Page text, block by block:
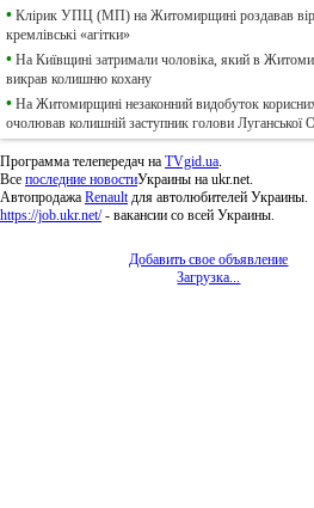
• Клірик УПЦ (МП) на Житомирщині роздавав
кремлівські «агітки»
• На Київщині затримали чоловіка, який в
викрав колишню кохану
• На Житомирщині незаконний видобуток
очолював колишній заступник голови Луганської
Программа телепередач на TVgid.ua.
Все последние новостиУкраины на ukr.net.
Автопродажа Renaultдля автолюбителей Украины.
https://job.ukr.net/- вакансии со всей Украины.
Добавить свое объявление
Загрузка...